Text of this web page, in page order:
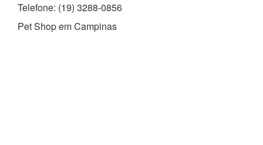
Telefone: (19) 3288-0856
Pet Shop em Campinas